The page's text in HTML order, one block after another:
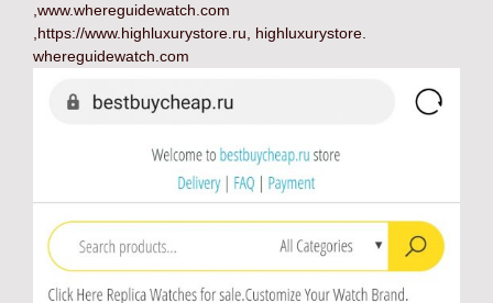
,www.whereguidewatch.com
,https://www.highluxurystore.ru, highluxurystore.
whereguidewatch.com